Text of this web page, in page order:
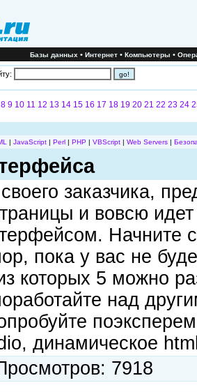
Базы данных•Интернет•Компьютеры•
8 9 10 11 12 13 14 15 16 17 18 19 20 21 22 23 24
| JavaScript | Perl | PHP | VBScript | Web Servers |
заказчика,
и вовсю
Начните
пока у вас не
которых 5 можно
над
динамическое
7918